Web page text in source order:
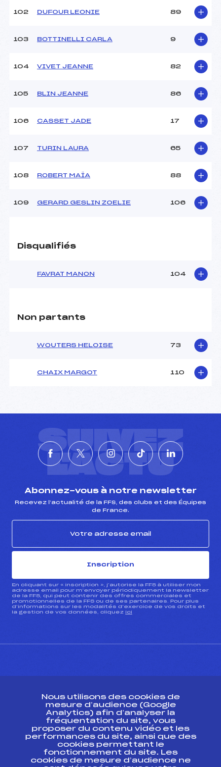
102 DUFOUR LEONIE 89
103 BOTTINELLI CARLA 9
104 VIVET JEANNE 82
105 BLIN JEANNE 86
106 CASSET JADE 17
107 TURIN LAURA 65
108 ROBERT MAÏA 88
109 GERARD GESLIN ZOELIE 106
Disqualifiés
FAVRAT MANON 104
Non partants
WOUTERS HELOISE 73
CHAIX MARGOT 110
SUIVEZ
L'ACTU
Abonnez-vous à notre newsletter
Recevez l’actualité de la FFS, des clubs et des Équipes
de France.
Inscription
En cliquant sur « inscription », j’autorise la FFS à utiliser mon
adresse email pour m’envoyer périodiquement la newsletter
de la FFS, qui peut contenir des offres commerciales et
promotionnelles de la FFS ou de ses partenaires. Pour plus
d’informations sur les modalités d’exercice de vos droits et
la gestion de vos données, cliquez ici
Ressources
Pass’Neige
Projet sportif fédéral
Projet de performance fédéral
Nous utilisons des cookies de
mesure d’audience (Google
Analytics) afin d’analyser la
fréquentation du site, vous
proposer du contenu vidéo et les
performances du site, ainsi que des
cookies permettant le
fonctionnement du site. Les
cookies de mesure d’audience ne